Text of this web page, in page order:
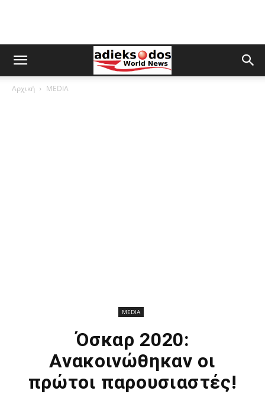
Αρχική MEDIA
MEDIA
Όσκαρ 2020:
Ανακοινώθηκαν οι
πρώτοι παρουσιαστές!